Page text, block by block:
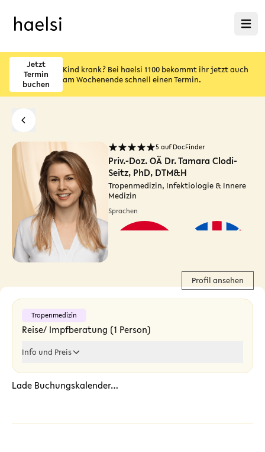
Menü
Jetzt
Termin
buchen
Kind krank? Bei haelsi 1100 bekommt ihr jetzt auch
am Wochenende schnell einen Termin.
5 auf DocFinder
Priv.-Doz. OÄ Dr. Tamara Clodi-
Seitz, PhD, DTM&H
Tropenmedizin, Infektiologie & Innere
Medizin
Sprachen
Profil ansehen
Tropenmedizin
Reise/ Impfberatung (1 Person)
Info und Preis
Lade Buchungskalender…